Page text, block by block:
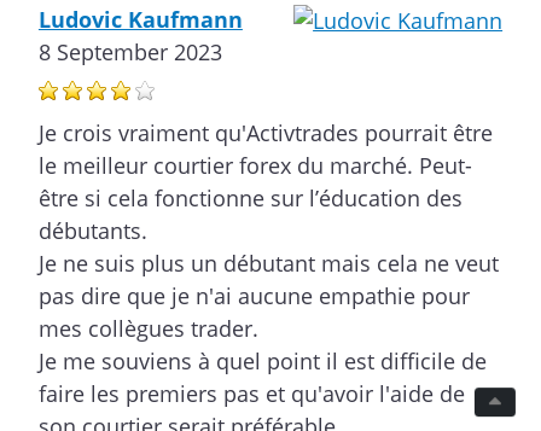
Ludovic Kaufmann
8 September 2023
Je crois vraiment qu'Activtrades pourrait être
le meilleur courtier forex du marché. Peut-
être si cela fonctionne sur l’éducation des
débutants.
Je ne suis plus un débutant mais cela ne veut
pas dire que je n'ai aucune empathie pour
mes collègues trader.
Je me souviens à quel point il est difficile de
faire les premiers pas et qu'avoir l'aide de